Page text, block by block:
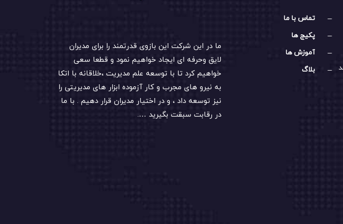
ما در این شرکت این بازوی قدرتمند را برای مدیران
لایق وحرفه ای ایجاد خواهیم نمود و قطعا سعی
خواهیم کرد تا با توسعه علم مدیریت ،خلاقانه با اتکا
به نیرو های مجرب و کار آزموده ابزار های مدیریتی را
نیز توسعه داد ، و در اختیار مدیران قرار دهیم . با ما
در رقابت سبقت بگیرید ….
تماس با ما
پکیج ها
آموزش ها
بلاگ